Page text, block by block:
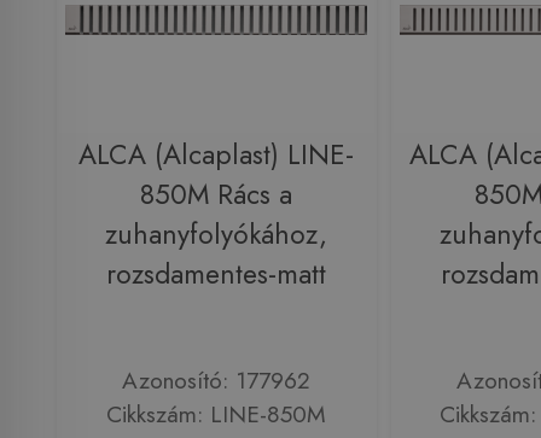
ALCA (Alcaplast) LINE-
850M Rács a
zuhanyfolyókához,
rozsdamentes-matt
Azonosító: 177962
Cikkszám: LINE-850M
ALCA